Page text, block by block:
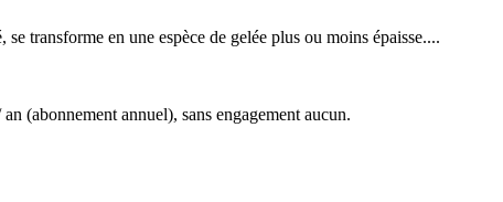
transforme en une espèce de gelée plus ou moins épaisse....
(abonnement annuel), sans engagement aucun.